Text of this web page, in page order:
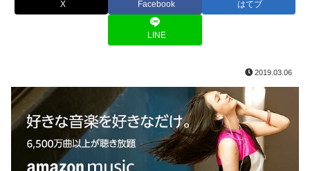
X Facebook はてブ
LINE
2019.03.06